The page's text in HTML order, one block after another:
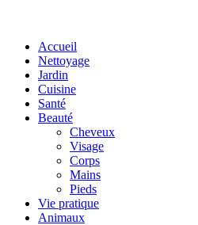
Accueil
Nettoyage
Jardin
Cuisine
Santé
Beauté
Cheveux
Visage
Corps
Mains
Pieds
Vie pratique
Animaux